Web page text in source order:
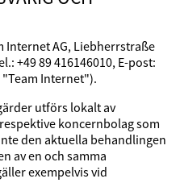
Internet AG, Liebherrstraße
+49 89 416146010, E-post:
Internet").
utförs lokalt av
koncernbolag som
den aktuella behandlingen
av en och samma
exempelvis vid